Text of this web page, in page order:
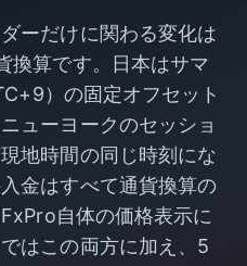
ーだけに関わる変化は
換算です。日本はサマ
）の固定オフセット
ューヨークのセッショ
地時間の同じ時刻にな
金はすべて通貨換算の
自体の価格表示に
はこの両方に加え、5